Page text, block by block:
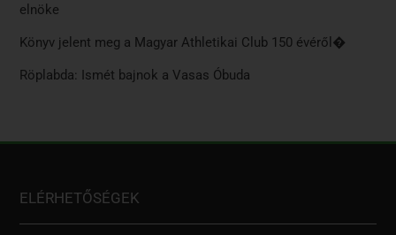
elnöke
Könyv jelent meg a Magyar Athletikai Club 150 évéről�
Röplabda: Ismét bajnok a Vasas Óbuda
ELÉRHETŐSÉGEK